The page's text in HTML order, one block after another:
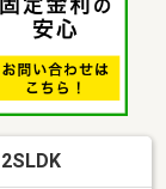
率50％、容積
ます
問い合わせく